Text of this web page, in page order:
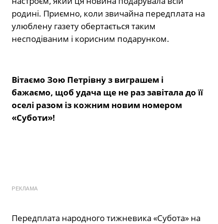
родині. Приємно, коли звичайна передплата на
улюблену газету обертається таким
несподіваним і корисним подарунком.
Вітаємо Зою Петрівну з виграшем і
бажаємо, щоб удача ще не раз завітала до її
оселі разом із кожним новим номером
«Суботи»!
РЕКЛАМА
Передплата народного тижневика «Субота» на